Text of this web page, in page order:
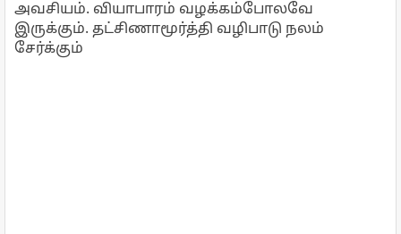
அவசியம். வியாபாரம் வழக்கம்போலவே
இருக்கும். தட்சிணாமூர்த்தி வழிபாடு நலம்
சேர்க்கும்